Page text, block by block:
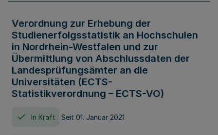
Verordnung zur Erhebung der
Studienerfolgsstatistik an Hochschulen
in Nordrhein-Westfalen und zur
Übermittlung von Abschlussdaten der
Landesprüfungsämter an die
Universitäten (ECTS-
Statistikverordnung – ECTS-VO)
In Kraft Seit 01. Januar 2021